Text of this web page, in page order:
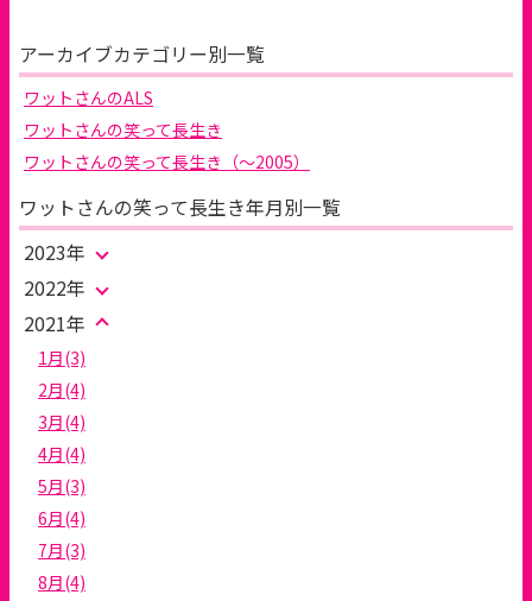
アーカイブカテゴリー別一覧
ワットさんのALS
ワットさんの笑って長生き
ワットさんの笑って長生き（～2005）
ワットさんの笑って長生き年月別一覧
2023年
2022年
2021年
1月(3)
2月(4)
3月(4)
4月(4)
5月(3)
6月(4)
7月(3)
8月(4)